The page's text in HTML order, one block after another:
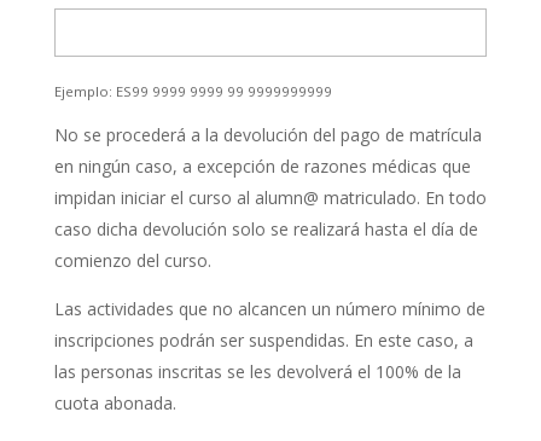
Ejemplo: ES99 9999 9999 99 9999999999
No se procederá a la devolución del pago de matrícula
en ningún caso, a excepción de razones médicas que
impidan iniciar el curso al alumn@ matriculado. En todo
caso dicha devolución solo se realizará hasta el día de
comienzo del curso.
Las actividades que no alcancen un número mínimo de
inscripciones podrán ser suspendidas. En este caso, a
las personas inscritas se les devolverá el 100% de la
cuota abonada.